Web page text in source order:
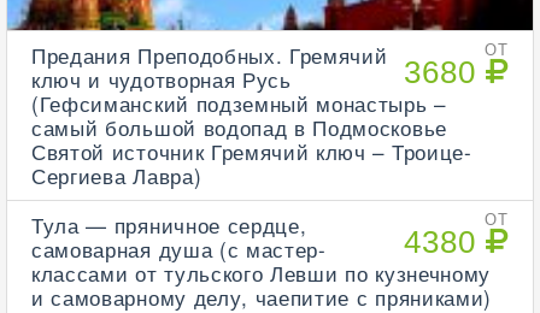
ОТ
3680
Предания Преподобных. Гремячий
ключ и чудотворная Русь
(Гефсиманский подземный монастырь –
самый большой водопад в Подмосковье
Святой источник Гремячий ключ – Троице-
Сергиева Лавра)
ОТ
4380
Тула — пряничное сердце,
самоварная душа (с мастер-
классами от тульского Левши по кузнечному
и самоварному делу, чаепитие с пряниками)